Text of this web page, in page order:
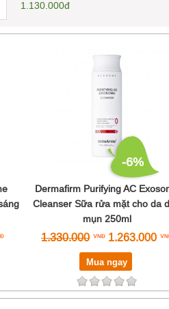
1.130.000đ
-6%
Dermafirm Purifying AC
Cleanser Sữa rửa mặt cho da
mụn 250ml
1.330.000 1.263.000
Mua ngay